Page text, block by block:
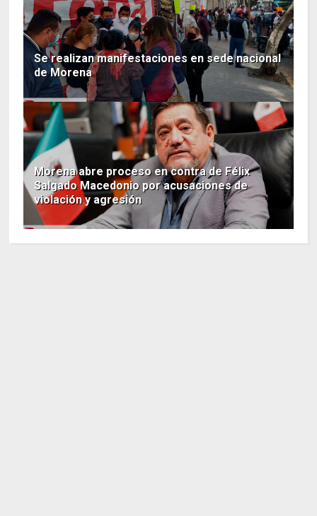
Se realizan manifestaciones en sede nacional
de Morena
Morena abre proceso en contra de Félix
Salgado Macedonio por acusaciones de
violación y agresión